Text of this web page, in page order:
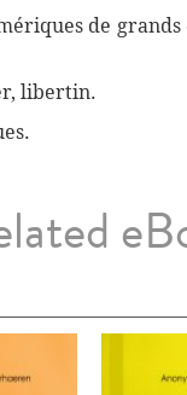
de
libertin.